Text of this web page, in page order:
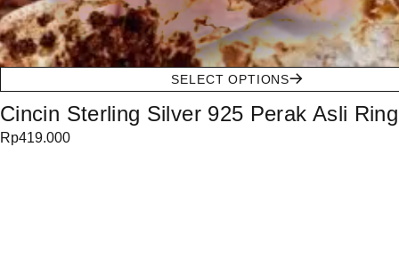
SELECT OPTIONS
Cincin Sterling Silver 925 Perak Asli
Rp419.000